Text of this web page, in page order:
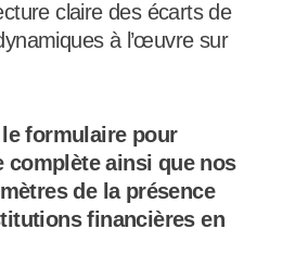
claire des écarts de
à l’œuvre sur
formulaire pour
complète ainsi que nos
de la présence
financières en